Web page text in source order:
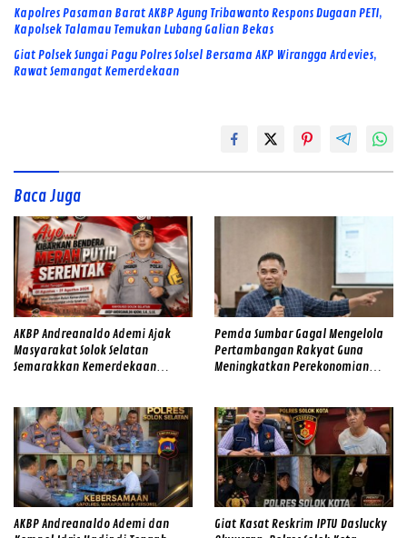
Kapolres Pasaman Barat AKBP Agung Tribawanto Respons Dugaan PETI,
Kapolsek Talamau Temukan Lubang Galian Bekas
Giat Polsek Sungai Pagu Polres Solsel Bersama AKP Wirangga Ardevies,
Rawat Semangat Kemerdekaan
Baca Juga
AKBP Andreanaldo Ademi Ajak
Masyarakat Solok Selatan
Semarakkan Kemerdekaan
Pemda Sumbar Gagal Mengelola
Pertambangan Rakyat Guna
Meningkatkan Perekonomian
AKBP Andreanaldo Ademi dan
Giat Kasat Reskrim IPTU Daslucky